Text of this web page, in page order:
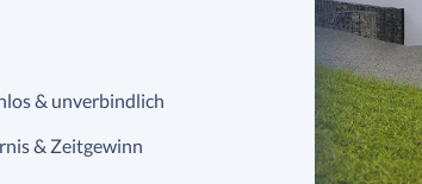
& unverbindlich
& Zeitgewinn